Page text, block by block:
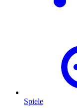
Spiele